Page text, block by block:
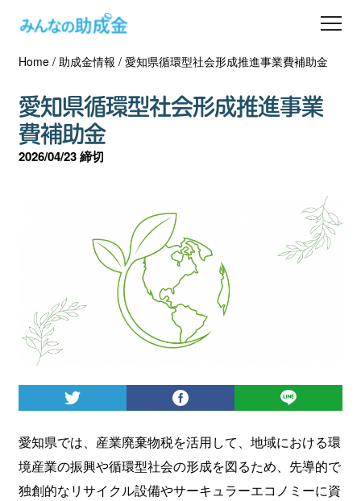
助成金を探す
士業の方へ
助成金コラム
ダウンロード
会員登録
Home/ 助成金情報 / 愛知県循環型社会形成推進事業費補助金
愛知県循環型社会形成推進事業
費補助金
2026/04/23 締切
愛知県では、産業廃棄物税を活用して、地域における環
境産業の振興や循環型社会の形成を図るため、先導的で
独創的なリサイクル設備やサーキュラーエコノミーに資